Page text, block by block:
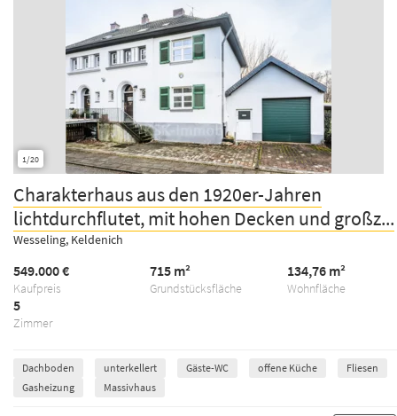
1/20
Charakterhaus aus den 1920er-Jahren
lichtdurchflutet, mit hohen Decken und großz...
Wesseling, Keldenich
Kaufpreis
549.000 €
Grundstücksfläche
715 m²
Wohnfläche
134,76 m²
Zimmer
5
Dachboden unterkellert Gäste-WC offene Küche
Fliesen
Gasheizung
Massivhaus